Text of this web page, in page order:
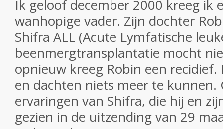
Ik geloof december 2000 kreeg ik
wanhopige vader. Zijn dochter
Shifra ALL (Acute Lymfatische
beenmergtransplantatie mocht
opnieuw kreeg Robin een
en dachten niets meer te kunnen.
ervaringen van Shifra, die hij en
gezien in de uitzending van 29